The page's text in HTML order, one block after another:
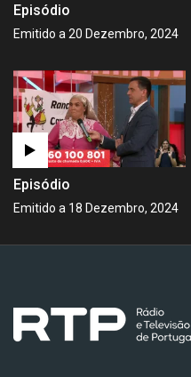
Episódio
Emitido a 20 Dezembro, 2024
Episódio
Emitido a 18 Dezembro, 2024